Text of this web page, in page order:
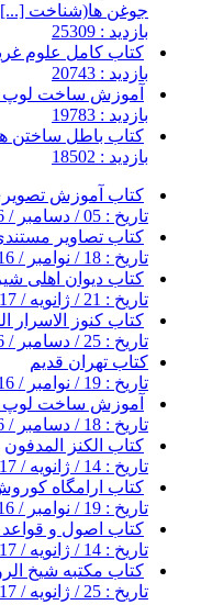
جوغن ها(شناخت [...]
بازدید : 25309
کتاب کامل علوم
بازدید : 20743
آموزش ساخت لوپ
بازدید : 19783
کتاب باطل ساختن
بازدید : 18502
کتاب آموزش
تاریخ : 05 / دسامبر / 2016
کتاب تصاویر
تاریخ : 18 / نوامبر / 2016
کتاب دیوان اهلی
تاریخ : 21 / ژانویه / 2017
کتاب کنوز الاسرار
تاریخ : 25 / دسامبر / 2016
کتاب تهران قدیم
تاریخ : 19 / نوامبر / 2016
آموزش ساخت لوپ
تاریخ : 18 / دسامبر / 2016
کتاب الکنز المدفون
تاریخ : 14 / ژانویه / 2017
کتاب ارامگاه
تاریخ : 19 / نوامبر / 2016
کتاب اصول و قواعد
تاریخ : 14 / ژانویه / 2017
کتاب مکتبه شیخ
تاریخ : 25 / ژانویه / 2017